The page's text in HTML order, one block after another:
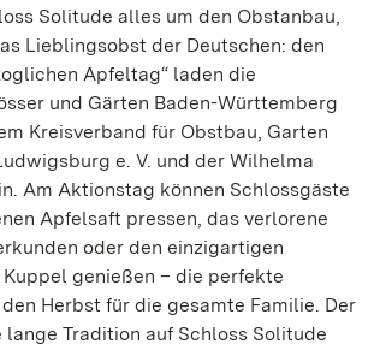
Solitude alles um den Obstanbau,
Lieblingsobst der Deutschen: den
Apfeltag“ laden die
und Gärten Baden-Württemberg
Kreisverband für Obstbau, Garten
e. V. und der Wilhelma
Am Aktionstag können Schlossgäste
Apfelsaft pressen, das verlorene
oder den einzigartigen
genießen – die perfekte
Herbst für die gesamte Familie. Der
lange Tradition auf Schloss Solitude